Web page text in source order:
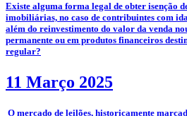
­Existe alguma forma legal de obter isenção
imobiliárias, no caso de contribuintes com
além do reinvestimento do valor da venda
permanente ou em produtos financeiros
regular?
11 Março 2025
O mercado de leilões, historicamente